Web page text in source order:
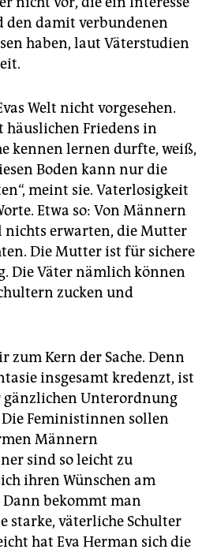
den damit verbundenen
haben, laut Väterstudien
Welt nicht vorgesehen.
häuslichen Friedens in
kennen lernen durfte, weiß,
Boden kann nur die
meint sie. Vaterlosigkeit
Etwa so: Von Männern
erwarten, die Mutter
Die Mutter ist für sichere
Die Väter nämlich können
zucken und
Kern der Sache. Denn
insgesamt kredenzt, ist
gänzlichen Unterordnung
Feministinnen sollen
Männern
sind so leicht zu
ihren Wünschen am
bekommt man
starke, väterliche Schulter
hat Eva Herman sich die